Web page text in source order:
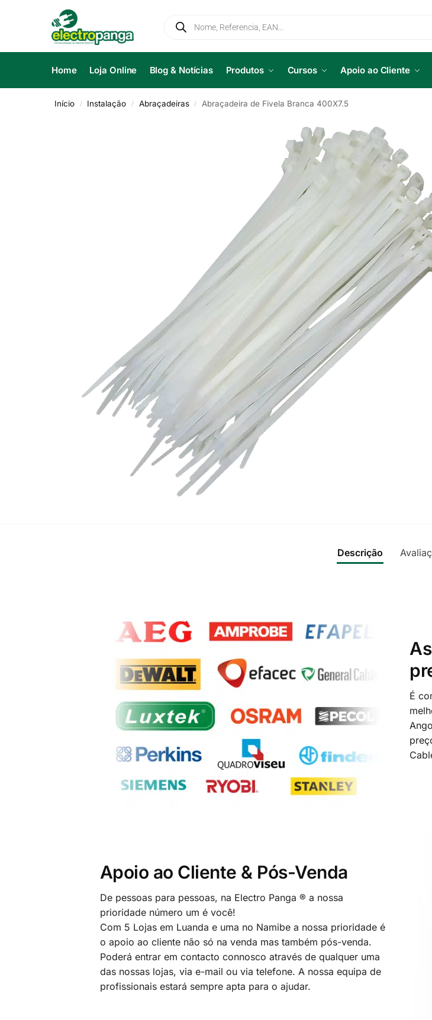
Home Loja Online Blog & Notícias Produtos Cursos Apoio ao Cliente
Início / Instalação / Abraçadeiras / Abraçadeira de Fivela Branca 400X7.5
Descrição
É
Apoio ao Cliente & Pós-Venda
De pessoas para pessoas, na Electro Panga ® a nossa
prioridade número um é você!
Com 5 Lojas em Luanda e uma no Namibe a nossa prioridade é
o apoio ao cliente não só na venda mas também pós-venda.
Poderá entrar em contacto connosco através de qualquer uma
das nossas lojas, via e-mail ou via telefone. A nossa equipa de
profissionais estará sempre apta para o ajudar.